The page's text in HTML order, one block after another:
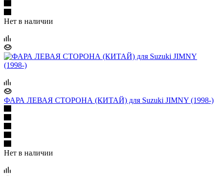
Нет в наличии
ФАРА ЛЕВАЯ СТОРОНА (КИТАЙ) для Suzuki JIMNY (1998-)
Нет в наличии